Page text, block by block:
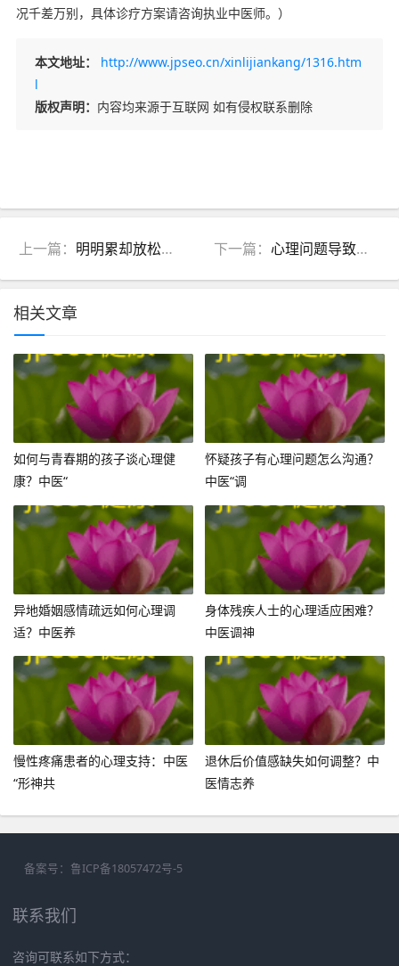
况千差万别，具体诊疗方案请咨询执业中医师。）
本文地址：
http://www.jpseo.cn/xinlijiankang/1316.htm
l
版权声明： 内容均来源于互联网 如有侵权联系删除
上一篇： 明明累却放松不了？中医教你揪出“假疲劳”元凶，4步找回深度放松 下一篇：心理问题导致工作效率低下？中医：调肝、养心、健脾是关键！
相关文章
如何与青春期的孩子谈心理健
康？中医“
怀疑孩子有心理问题怎么沟通？
中医“调
异地婚姻感情疏远如何心理调
适？中医养
身体残疾人士的心理适应困难？
中医调神
慢性疼痛患者的心理支持：中医
“形神共
退休后价值感缺失如何调整？中
医情志养
备案号： 鲁ICP备18057472号-5
联系我们
咨询可联系如下方式：